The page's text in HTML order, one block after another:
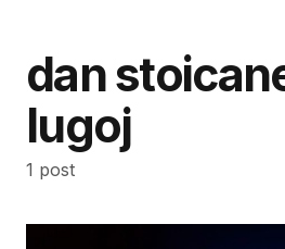
dan
lugoj
1 post